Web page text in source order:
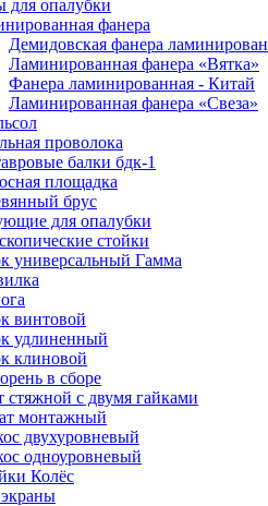
для опалубки
фанера
Демидовская фанера
Ламинированная фанера «Вятка»
Фанера ламинированная - Китай
Ламинированная фанера «Свеза»
проволока
балки бдк-1
площадка
брус
для опалубки
стойки
универсальный Гамма
винтовой
удлиненный
клиновой
в сборе
стяжной с двумя гайками
монтажный
двухуровневый
одноуровневый
Колёс